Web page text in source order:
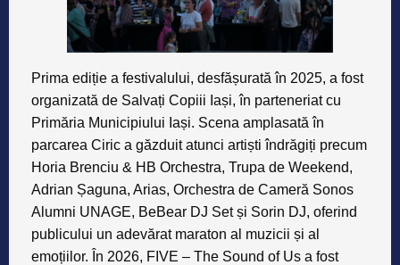
Prima ediție a festivalului, desfășurată în 2025, a fost
organizată de Salvați Copiii Iași, în parteneriat cu
Primăria Municipiului Iași. Scena amplasată în
parcarea Ciric a găzduit atunci artiști îndrăgiți precum
Horia Brenciu & HB Orchestra, Trupa de Weekend,
Adrian Șaguna, Arias, Orchestra de Cameră Sonos
Alumni UNAGE, BeBear DJ Set și Sorin DJ, oferind
publicului un adevărat maraton al muzicii și al
emoțiilor. În 2026, FIVE – The Sound of Us a fost